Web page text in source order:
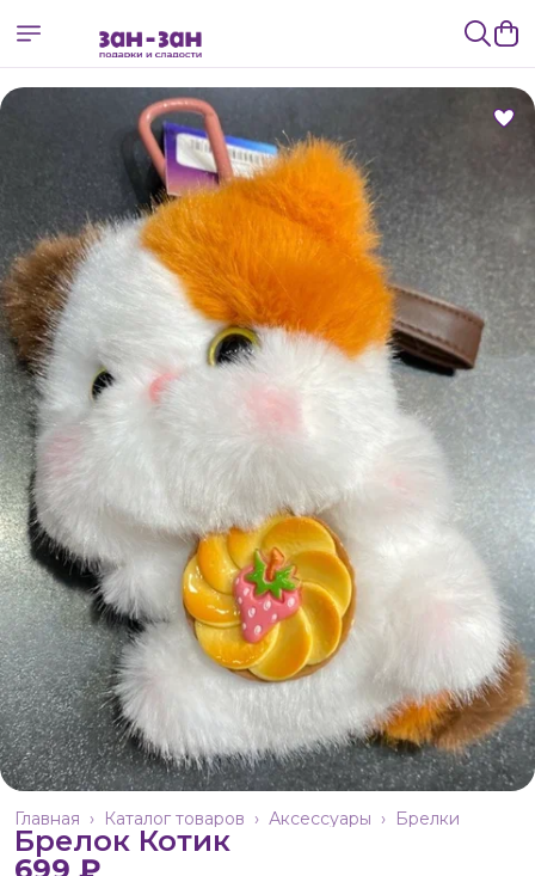
Брелки
Аксессуары ›
Каталог товаров ›
Главная ›
Брелок Котик